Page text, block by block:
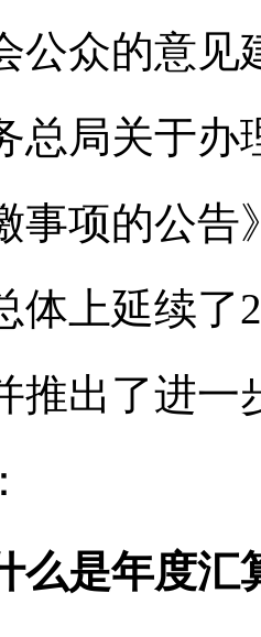
公众的意见
总局关于
事项的公告
体上延续
推出了进一
么是年度汇